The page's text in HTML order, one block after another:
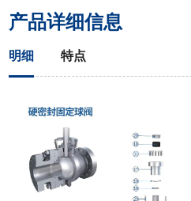
产品详细信息
明细 特点